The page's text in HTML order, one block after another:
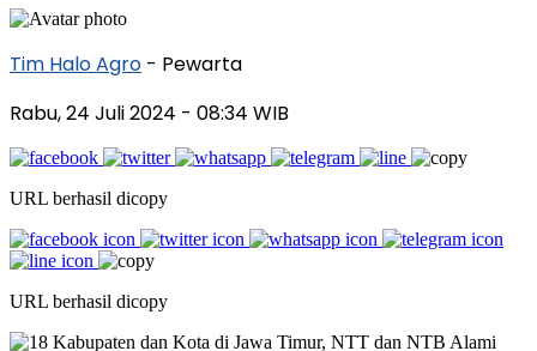
Tim Halo Agro - Pewarta
Rabu, 24 Juli 2024 - 08:34 WIB
URL berhasil dicopy
URL berhasil dicopy